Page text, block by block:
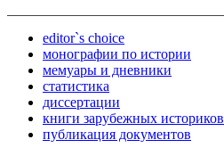
editor`s choice
монографии по истории
мемуары и дневники
статистика
диссертации
книги зарубежных историков
публикация документов